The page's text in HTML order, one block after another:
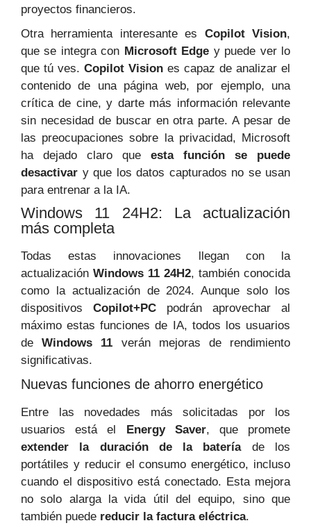
proyectos financieros.
Otra herramienta interesante es Copilot Vision,
que se integra con Microsoft Edge y puede ver lo
que tú ves. Copilot Vision es capaz de analizar el
contenido de una página web, por ejemplo, una
crítica de cine, y darte más información relevante
sin necesidad de buscar en otra parte. A pesar de
las preocupaciones sobre la privacidad, Microsoft
ha dejado claro que esta función se puede
desactivar y que los datos capturados no se usan
para entrenar a la IA.
Windows 11 24H2: La actualización
más completa
Todas estas innovaciones llegan con la
actualización Windows 11 24H2, también conocida
como la actualización de 2024. Aunque solo los
dispositivos Copilot+PC podrán aprovechar al
máximo estas funciones de IA, todos los usuarios
deWindows 11 verán mejoras de rendimiento
significativas.
Nuevas funciones de ahorro energético
Entre las novedades más solicitadas por los
usuarios está el
Energy Saver, que promete
extender la duración de la bateríade los
portátiles y reducir el consumo energético, incluso
cuando el dispositivo está conectado. Esta mejora
no solo alarga la vida útil del equipo, sino que
también puede reducir la factura eléctrica.